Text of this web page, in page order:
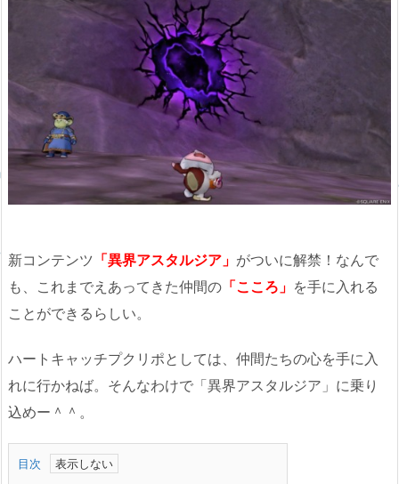
新コンテンツ 「異界アスタルジア」 がついに解禁！なんで
も、これまでえあってきた仲間の 「こころ」 を手に入れる
ことができるらしい。
ハートキャッチプクリポとしては、仲間たちの心を手に入
れに行かねば。そんなわけで「異界アスタルジア」に乗り
込めー＾＾。
目次